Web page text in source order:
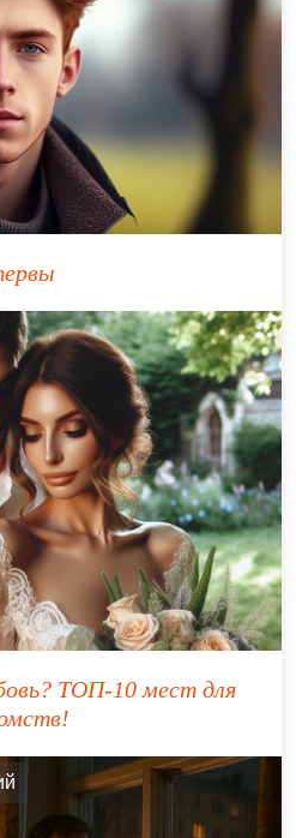
ТОП-10 мест для